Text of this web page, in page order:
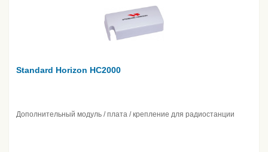
Standard Horizon HC2000
Дополнительный модуль / плата / крепление для радиостанции